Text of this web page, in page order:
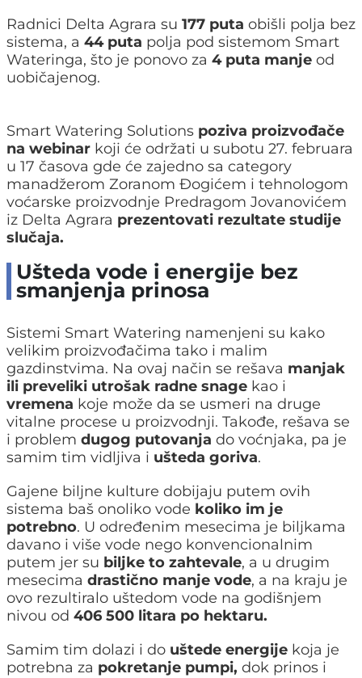
Radnici Delta Agrara su 177 puta obišli polja bez
sistema, a 44 puta polja pod sistemom Smart
Wateringa, što je ponovo za 4 puta manje od
uobičajenog.
Smart Watering Solutions poziva proizvođače
na webinar koji će održati u subotu 27. februara
u 17 časova gde će zajedno sa category
manadžerom Zoranom Đogićem i tehnologom
voćarske proizvodnje Predragom Jovanovićem
iz Delta Agrara prezentovati rezultate studije
slučaja.
Ušteda vode i energije bez
smanjenja prinosa
Sistemi Smart Watering namenjeni su kako
velikim proizvođačima tako i malim
gazdinstvima. Na ovaj način se rešava manjak
ili preveliki utrošak radne snage kao i
vremena koje može da se usmeri na druge
vitalne procese u proizvodnji. Takođe, rešava se
i problem dugog putovanja do voćnjaka, pa je
samim tim vidljiva i ušteda goriva.
Gajene biljne kulture dobijaju putem ovih
sistema baš onoliko vode koliko im je
potrebno. U određenim mesecima je biljkama
davano i više vode nego konvencionalnim
putem jer su biljke to zahtevale, a u drugim
mesecima drastično manje vode, a na kraju je
ovo rezultiralo uštedom vode na godišnjem
nivou od 406 500 litara po hektaru.
Samim tim dolazi i do uštede energije koja je
potrebna za pokretanje pumpi, dok prinos i